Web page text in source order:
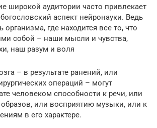
широкой аудитории часто привлекает
аспект нейронауки. Ведь
организма, где находится все то, что
собой – наши мысли и чувства,
наш разум и воля
– в результате ранений, или
операций – могут
человеком способности к речи, или
или восприятию музыки, или к
в его характере.